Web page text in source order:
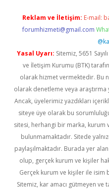
Reklam ve İletişim: E-mail:
forumhizmeti@gmail.com
Yasal Uyarı: Sitemiz, 5651
ve İletişim Kurumu (BTK)
olarak hizmet vermektedir. Bu
olarak denetleme veya
Ancak, üyelerimiz yazdıkları
siteye üye olarak bu
sitesi, herhangi bir marka, kurum
bulunmamaktadır. Sitede
paylaşılmaktadır. Burada yer
olup, gerçek kurum ve kişiler
Gerçek kurum ve kişiler ile
Sitemiz, kar amacı gütmeyen